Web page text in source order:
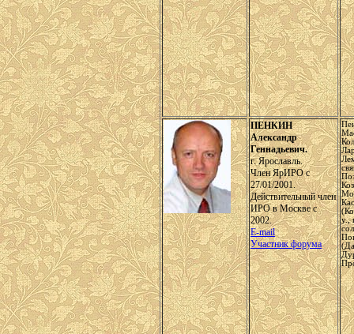
ПЕНКИН
Александр
Геннадьевич.
г. Ярославль.
Член ЯрИРО с
27/01/2001.
Действительный член
ИРО в Москве с
2002.
E-mail
Участник форума
у.,